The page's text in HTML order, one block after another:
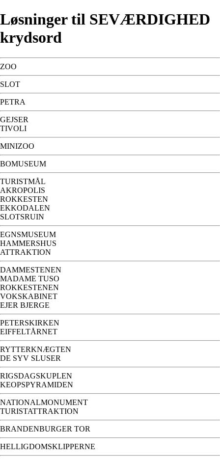
Løsninger til SEVÆRDIGHED
krydsord
ZOO
SLOT
PETRA
GEJSER
TIVOLI
MINIZOO
BOMUSEUM
TURISTMÅL
AKROPOLIS
ROKKESTEN
EKKODALEN
SLOTSRUIN
EGNSMUSEUM
HAMMERSHUS
ATTRAKTION
DAMMESTENEN
MADAME TUSO
ROKKESTENEN
VOKSKABINET
EJER BJERGE
PETERSKIRKEN
EIFFELTÅRNET
RYTTERKNÆGTEN
DE SYV SLUSER
RIGSDAGSKUPLEN
KEOPSPYRAMIDEN
NATIONALMONUMENT
TURISTATTRAKTION
BRANDENBURGER TOR
HELLIGDOMSKLIPPERNE